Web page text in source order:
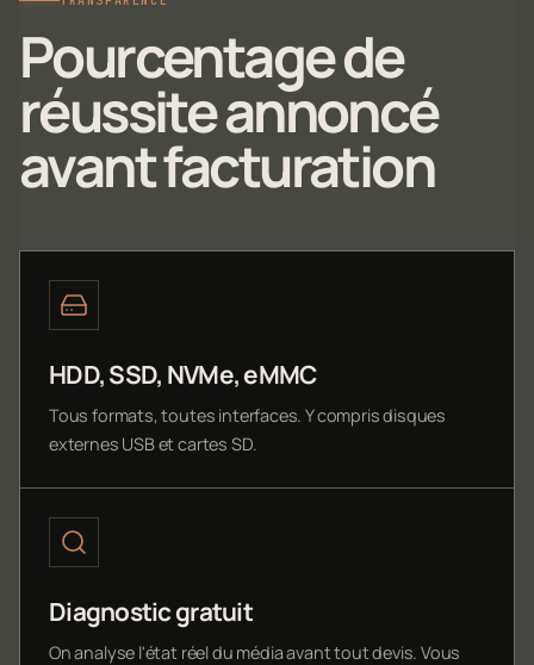
Pourcentage de
réussite annoncé
avant facturation
HDD, SSD, NVMe, eMMC
Tous formats, toutes interfaces. Y compris disques
externes USB et cartes SD.
Diagnostic gratuit
On analyse l'état réel du média avant tout devis. Vous